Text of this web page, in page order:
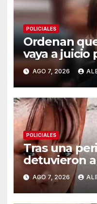
POLICIALES
Ordenan
vaya a juicio
sexual de
Colegio
AGO 7, 2026
POLICIALES
Tras una
detuvieron
Barrelier, el
por el
Vega
AGO 7, 2026